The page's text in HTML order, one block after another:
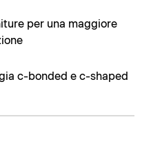
per una maggiore
c-bonded e c-shaped